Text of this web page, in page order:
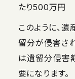
たり500万円
このように、
留分が侵害さ
は遺留分侵害
要になります。